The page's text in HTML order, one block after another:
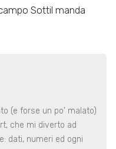
Sottil manda
(e forse un po' malato)
che mi diverto ad
dati, numeri ed ogni